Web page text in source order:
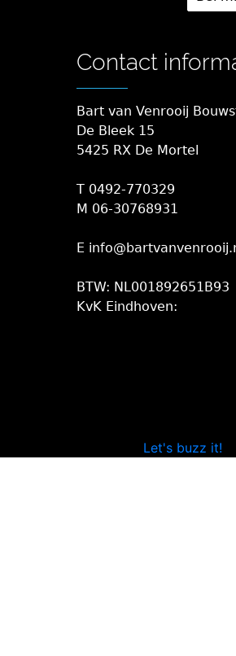
Contact
Bart van Venrooij
De Bleek 15
5425 RX De Mortel
T 0492-770329
M 06-30768931
E
BTW: NL001892651B93
KvK Eindhoven:
Let's buzz it!